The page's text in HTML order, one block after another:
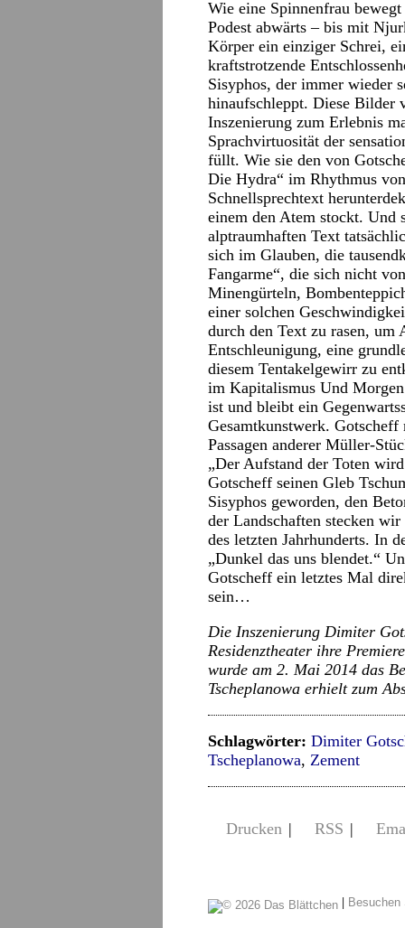
Wie eine Spinnenfrau
Podest abwärts – bis mit
Körper ein einziger Schrei,
kraftstrotzende
Sisyphos, der immer wieder
hinaufschleppt. Diese Bilder
Inszenierung zum Erlebnis
Sprachvirtuosität der
füllt. Wie sie den von
Die Hydra“ im Rhythmus
Schnellsprechtext
einem den Atem stockt. Und
alptraumhaften Text
sich im Glauben, die
Fangarme“, die sich nicht
Minengürteln,
einer solchen
durch den Text zu rasen, um
Entschleunigung, eine
diesem Tentakelgewirr zu
im Kapitalismus Und
ist und bleibt ein
Gesamtkunstwerk.
Passagen anderer Müller-
„Der Aufstand der Toten
Gotscheff seinen Gleb
Sisyphos geworden, den
der Landschaften stecken
des letzten Jahrhunderts. In
„Dunkel das uns blendet.“
Gotscheff ein letztes Mal
sein…
Die Inszenierung Dimiter
Residenztheater ihre
wurde am 2. Mai 2014 das
Tscheplanowa erhielt zum
Schlagwörter: Dimiter
Tscheplanowa, Zement
Drucken | RSS |
|